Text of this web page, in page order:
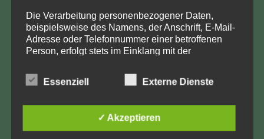
KONTAKT
Aufarbeitung und Erforschung
Kinderverschickung e.V.
Kiehlufer 43
info@Verschickungsheime.de
Die Verarbeitung personenbezogener Daten,
beispielsweise des Namens, der Anschrift, E-Mail-
Adresse oder Telefonnummer einer betroffenen
Person, erfolgt stets im Einklang mit der
Übereinstimmung mit den für uns geltenden
landesspezifischen Datenschutzbestimmungen.
und Zweck der von uns erhobenen, genutzten und
verarbeiteten personenbezogenen Daten
Essenziell Externe Dienste
✓ Akzeptieren